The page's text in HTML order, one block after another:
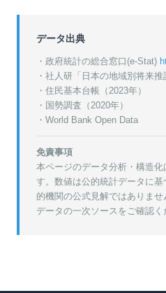
データ出典
・政府統計の総合窓口(e-Stat)
・ 社人研「日本の地域別将来推
・ 住民基本台帳（2023年）
・ 国勢調査（2020年）
・World Bank Open Data
免責事項
本ページのデータ分析・構造
す。数値は公的統計データに
的機関の公式見解ではありま
データの一次ソースをご確認く